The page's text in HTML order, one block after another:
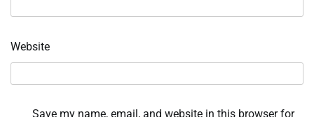
Website
Save my name, email, and website in this browser for